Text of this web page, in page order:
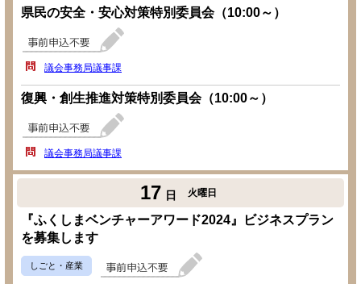
県民の安全・安心対策特別委員会（10:00～）
議会事務局議事課
復興・創生推進対策特別委員会（10:00～）
議会事務局議事課
17 日 火曜日
『ふくしまベンチャーアワード2024』ビジネスプラン
を募集します
しごと・産業